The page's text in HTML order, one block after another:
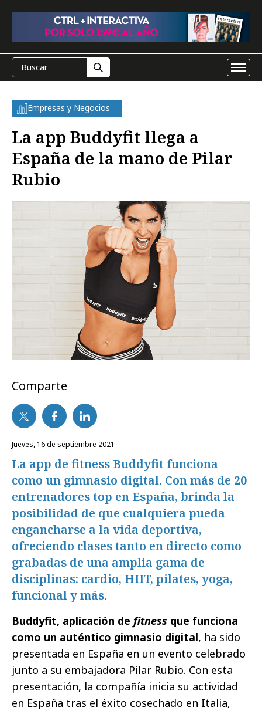
Empresas y Negocios
La app Buddyfit llega a
España de la mano de Pilar
Rubio
Comparte
jueves, 16 de septiembre 2021
La app de fitness Buddyfit funciona
como un gimnasio digital. Con más de 20
entrenadores top en España, brinda la
posibilidad de que cualquiera pueda
engancharse a la vida deportiva,
ofreciendo clases tanto en directo como
grabadas de una amplia gama de
disciplinas: cardio, HIIT, pilates, yoga,
funcional y más.
Buddyfit, aplicación de fitness que funciona
como un auténtico gimnasio digital, ha sido
presentada en España en un evento celebrado
junto a su embajadora Pilar Rubio. Con esta
presentación, la compañía inicia su actividad
en España tras el éxito cosechado en Italia,